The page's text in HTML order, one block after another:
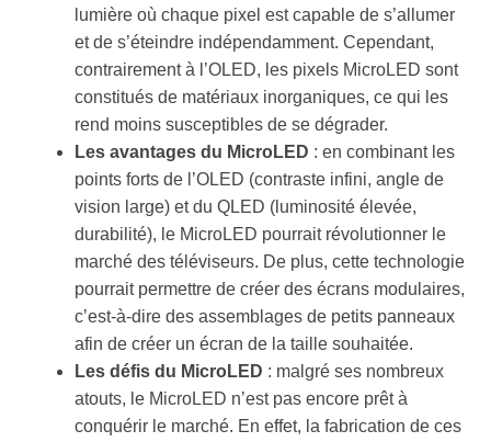
lumière où chaque pixel est capable de s’allumer
et de s’éteindre indépendamment. Cependant,
contrairement à l’OLED, les pixels MicroLED sont
constitués de matériaux inorganiques, ce qui les
rend moins susceptibles de se dégrader.
Les avantages du MicroLED : en combinant les
points forts de l’OLED (contraste infini, angle de
vision large) et du QLED (luminosité élevée,
durabilité), le MicroLED pourrait révolutionner le
marché des téléviseurs. De plus, cette technologie
pourrait permettre de créer des écrans modulaires,
c’est-à-dire des assemblages de petits panneaux
afin de créer un écran de la taille souhaitée.
Les défis du MicroLED : malgré ses nombreux
atouts, le MicroLED n’est pas encore prêt à
conquérir le marché. En effet, la fabrication de ces